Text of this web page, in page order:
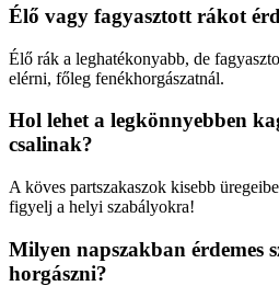
Élő vagy fagyasztott rákot
Élő rák a leghatékonyabb, de
elérni, főleg fenékhorgászatnál.
Hol lehet a legkönnyebben
csalinak?
A köves partszakaszok kisebb
figyelj a helyi szabályokra!
Milyen napszakban érdemes
horgászni?